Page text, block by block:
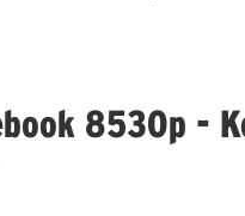
8530p -